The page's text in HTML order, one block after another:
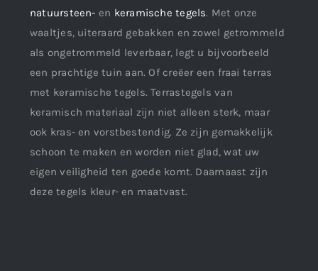
natuursteen- en keramische tegels. Met onze
waaltjes, uiteraard gebakken en zowel getrommeld
als ongetrommeld leverbaar, legt u bijvoorbeeld
een prachtige tuin aan. Of creëer een fraai terras
met keramische tegels. Terrastegels van
keramisch materiaal zijn niet alleen sterk, maar
ook kras- en vorstbestendig. Ze zijn gemakkelijk
schoon te maken en worden niet glad, wat uw
eigen veiligheid ten goede komt. Daarnaast zijn
deze tegels kleur- en maatvast.